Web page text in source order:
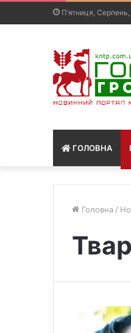
П’ятниця, Серпень,
ГОЛОВНА
Головна /